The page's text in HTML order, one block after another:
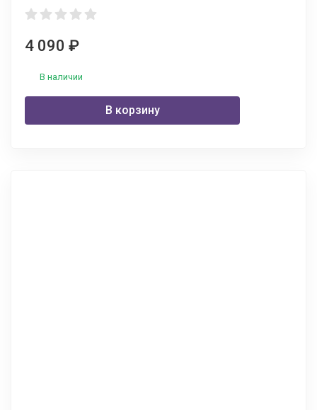
4 090 ₽
В наличии
В корзину